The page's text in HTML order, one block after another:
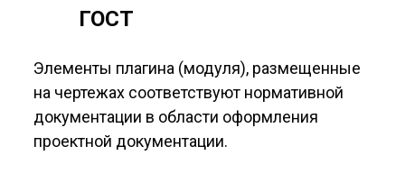
ГОСТ
Элементы плагина (модуля), размещенные
на чертежах соответствуют нормативной
документации в области оформления
проектной документации.